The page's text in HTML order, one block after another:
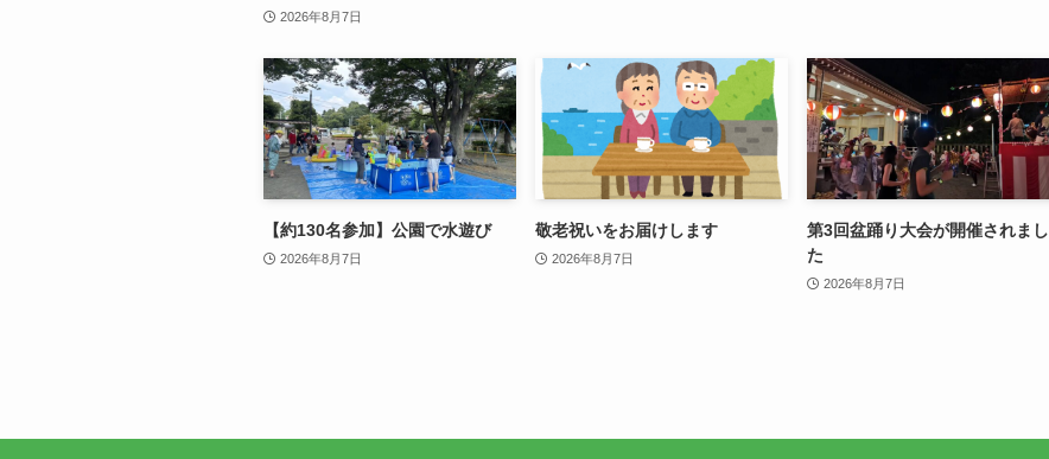
2026年8月7日
【約130名参加】公園で水遊び
2026年8月7日
敬老祝いをお届けします
2026年8月7日
第3回盆踊り大会が開催されまし
た
2026年8月7日